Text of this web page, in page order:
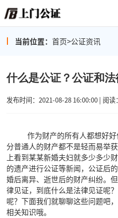
当前位置： 首页>公证资讯
什么是公证？公证和
发布时间：2021-08-28 16:00:00 | 阅读
作为财产的所有人都想好好
分普通人的财产都不是轻而易举
上看到某某新婚夫妇就多少多少
的遗产进行公证等新闻，公证后
婚后离异、逝世后的财产纠纷。
律见证，到底什么是法律见证呢
呢？下面我们就聊聊这些问题吧
相关知识哦。